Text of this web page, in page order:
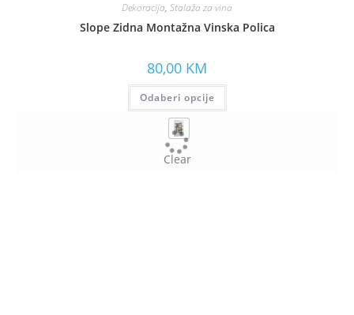
Dekoracija, Stalaža za vina
Slope Zidna Montažna Vinska Polica
80,00 KM
Odaberi opcije
Clear